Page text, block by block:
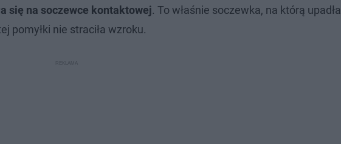
się na soczewce kontaktowej. To właśnie soczewka, na którą upadła
pomyłki nie straciła wzroku.